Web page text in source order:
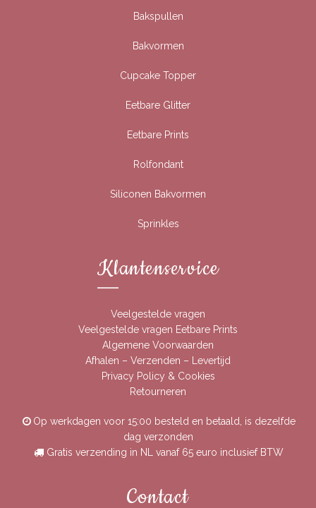
Bakspullen
Bakvormen
Cupcake Topper
Eetbare Glitter
Eetbare Prints
Rolfondant
Siliconen Bakvormen
Sprinkles
Klantenservice
Veelgestelde vragen
Veelgestelde vragen Eetbare Prints
Algemene Voorwaarden
Afhalen – Verzenden – Levertijd
Privacy Policy & Cookies
Retourneren
Op werkdagen voor 15:00 besteld en betaald, is dezelfde
dag verzonden
Gratis verzending in NL vanaf 65 euro inclusief BTW
Contact